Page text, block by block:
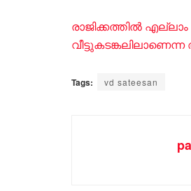
രാജിക്കത്തിൽ
Tags: vd sateesan